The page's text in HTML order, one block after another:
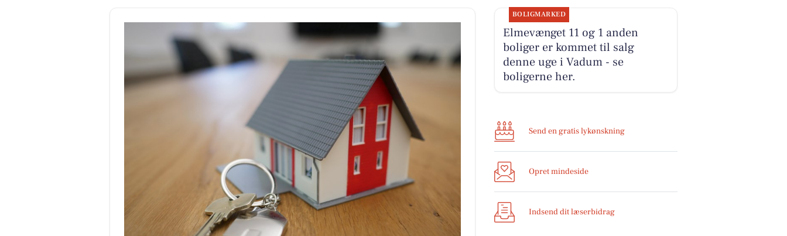
BOLIGMARKED
Elmevænget 11 og 1 anden
boliger er kommet til salg
denne uge i Vadum - se
boligerne her.
Send en gratis lykønskning
Opret mindeside
Indsend dit læserbidrag